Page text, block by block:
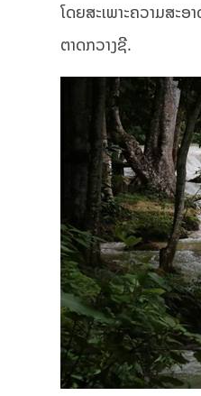
ໂດຍສະເພາະຄວາມສະ
ຕາດກວາງຊີ.